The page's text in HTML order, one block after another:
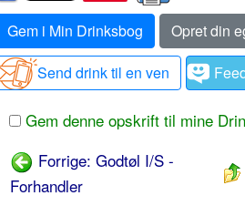
Gem i Min Drinksbog
Opret din
Send drink til en ven
Gem denne opskrift til mine
Forrige: Godtøl I/S -
Forhandler